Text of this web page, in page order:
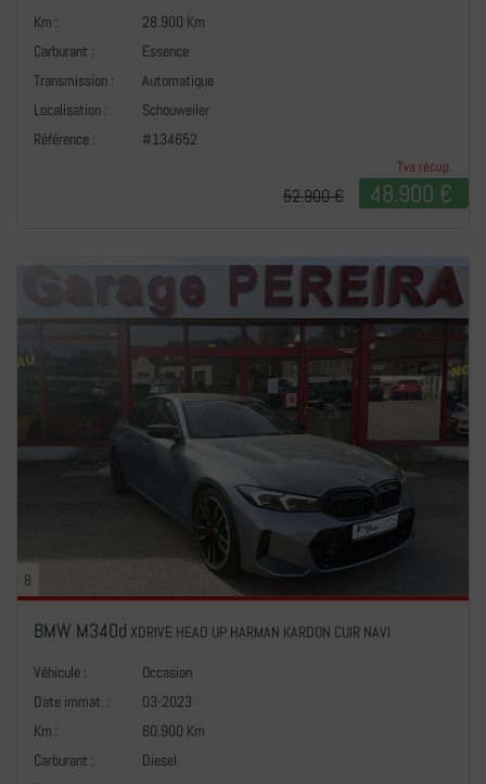
Km :
28.900 Km
Carburant :
Essence
Transmission :
Automatique
Localisation :
Schouweiler
Référence :
#134652
Tva récup.
48.900 €
52.900 €
8
BMW M340d XDRIVE HEAD UP HARMAN KARDON CUIR NAVI
Véhicule :
Occasion
Date immat. :
03-2023
Km :
60.900 Km
Carburant :
Diesel